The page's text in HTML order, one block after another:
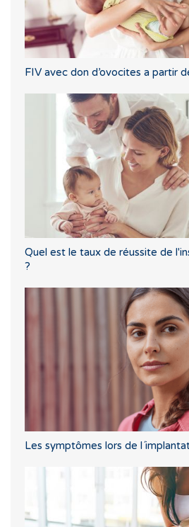
FIV avec don d’ovocites a partir
Quel est le taux de réussite de
?
Les symptômes lors de